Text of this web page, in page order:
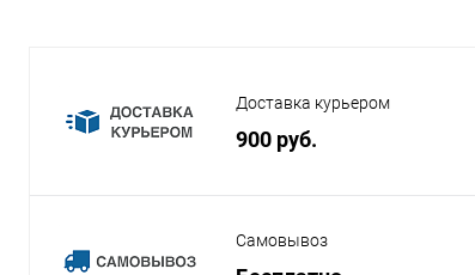
Доставка курьером
900 руб.
Самовывоз